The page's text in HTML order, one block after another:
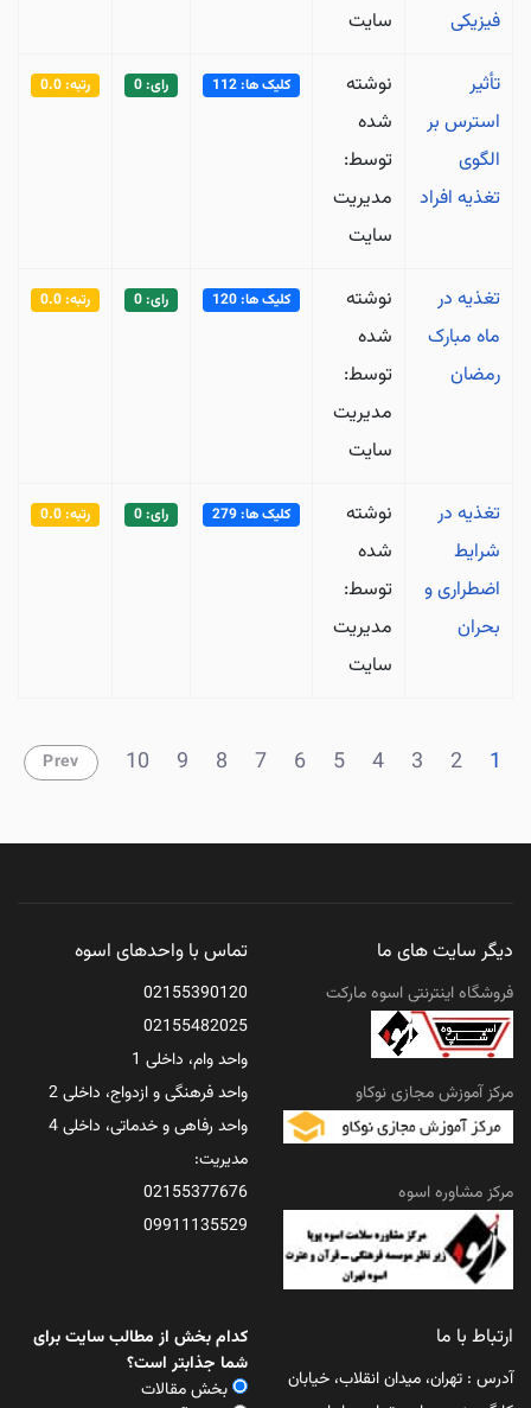
فیزیکی
سایت
تأثیر
استرس بر
الگوی
تغذیه افراد
نوشته
شده
توسط:
مدیریت
سایت
کلیک ها: 112 رای: 0 رتبه: 0.0
تغذیه در
ماه مبارک
رمضان
نوشته
شده
توسط:
مدیریت
سایت
کلیک ها: 120 رای: 0 رتبه: 0.0
تغذیه در
شرایط
اضطراری و
بحران
نوشته
شده
توسط:
مدیریت
سایت
کلیک ها: 279 رای: 0 رتبه: 0.0
1
2
3
4
5
6
7
8
9
10
Prev
دیگر سایت های ما
فروشگاه اینترنتی اسوه مارکت
مرکز آموزش مجازی نوکاو
مرکز مشاوره اسوه
تماس با واحدهای اسوه
02155390120
02155482025
واحد وام، داخلی 1
واحد فرهنگی و ازدواج، داخلی 2
واحد رفاهی و خدماتی، داخلی 4
مدیریت:
02155377676
09911135529
ارتباط با ما
آدرس : تهران، میدان انقلاب، خیابان
کدام بخش از مطالب سایت برای
شما جذابتر است؟
بخش مقالات